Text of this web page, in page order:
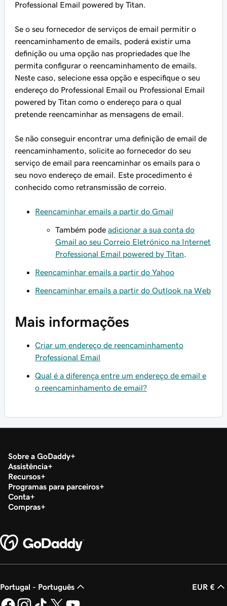
Professional Email powered by Titan.
Se o seu fornecedor de serviços de email permitir o
reencaminhamento de emails, poderá existir uma
definição ou uma opção nas propriedades que lhe
permita configurar o reencaminhamento de emails.
Neste caso, selecione essa opção e especifique o seu
endereço do Professional Email ou Professional Email
powered by Titan como o endereço para o qual
pretende reencaminhar as mensagens de email.
Se não conseguir encontrar uma definição de email de
reencaminhamento, solicite ao fornecedor do seu
serviço de email para reencaminhar os emails para o
seu novo endereço de email. Este procedimento é
conhecido como retransmissão de correio.
Reencaminhar emails a partir do Gmail
Também pode adicionar a sua conta do
Gmail ao seu Correio Eletrónico na Internet
Professional Email powered by Titan
Reencaminhar emails a partir do Yahoo
Reencaminhar emails a partir do Outlook na Web
Mais informações
Criar um endereço de reencaminhamento
Professional Email
Qual é a diferença entre um endereço de email e
o reencaminhamento de email?
Sobre a GoDaddy
Assistência
Recursos
Programas para parceiros
Conta
Compras
Portugal - Português EUR €